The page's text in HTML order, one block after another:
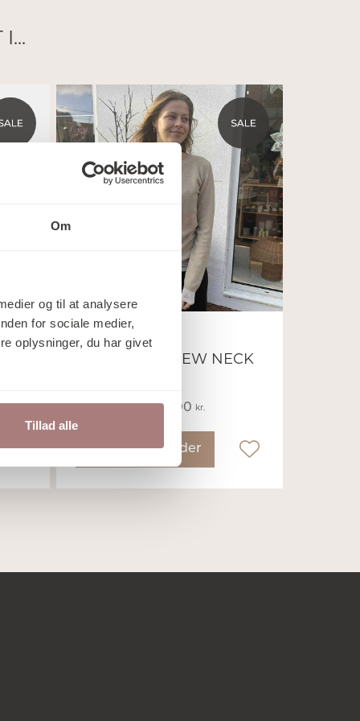
Om
og til at analysere
for sociale medier,
oplysninger, du har givet
Tillad alle
Note Anecdote
CARDIGAN CREW NECK
1.499,00kr. 999,00 kr.
Vælg muligheder